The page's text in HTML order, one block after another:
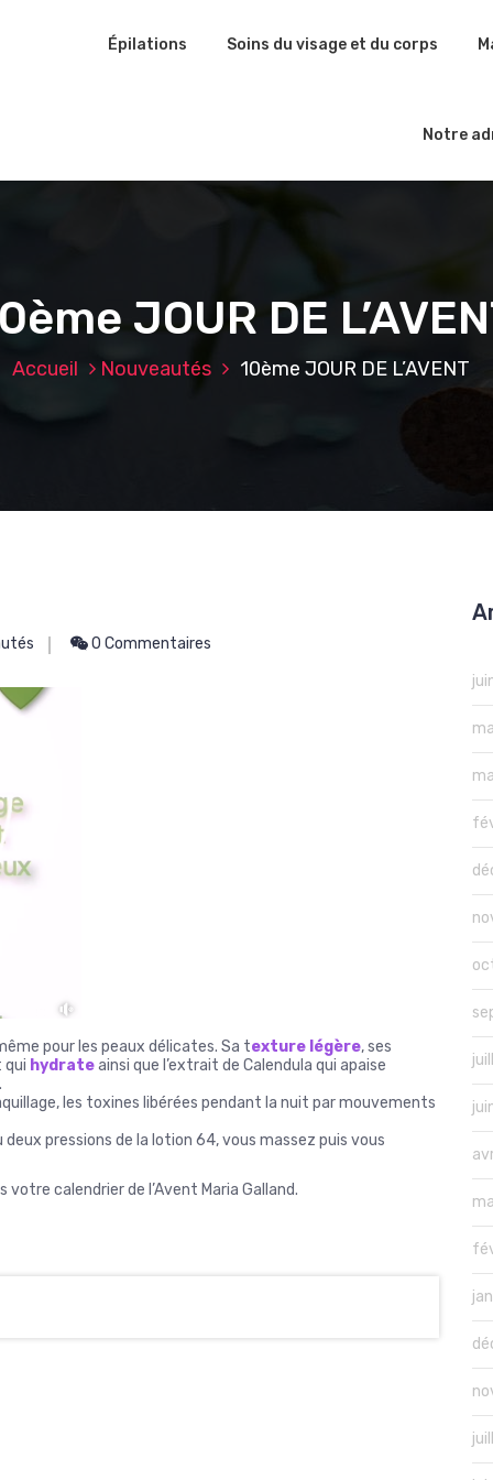
Épilations Soins du visage et du corps
Notre
JOUR DE
Accueil Nouveautés 10ème JOUR DE L’AVENT
0 Commentaires
pour les peaux délicates. Sa texture légère, ses
qui hydrateainsi que l’extrait de Calendula qui apaise
.
les toxines libérées pendant la nuit par mouvements
deux pressions de la lotion 64, vous massez puis vous
calendrier de l’Avent Maria Galland.